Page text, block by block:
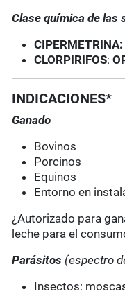
Clase química de las
CIPERMETRINA:
CLORPIRIFOS:
INDICACIONES*
Ganado
Bovinos
Porcinos
Equinos
Entorno en
¿Autorizado para
leche para el
Parásitos (espectro
Insectos: